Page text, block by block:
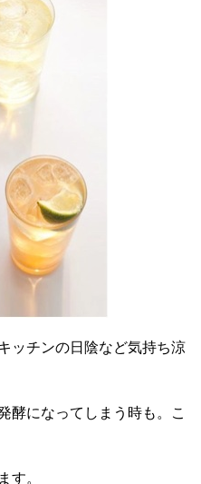
ッチンの日陰など気持ち涼
酵になってしまう時も。こ
す。